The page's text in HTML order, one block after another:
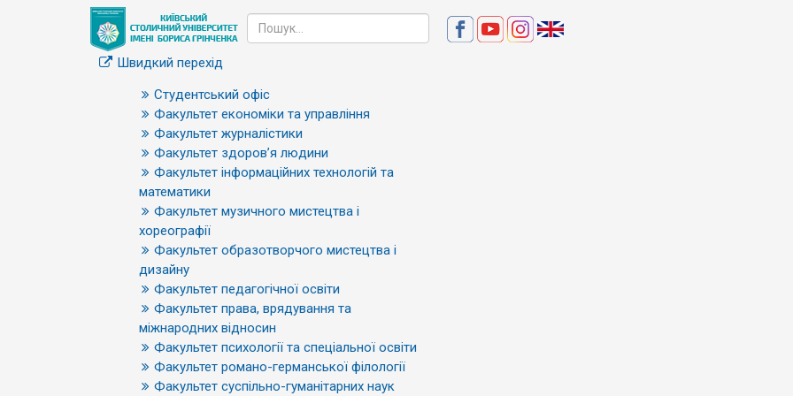
Швидкий перехід
Студентський офіс
Факультет економіки та управління
Факультет журналістики
Факультет здоров’я людини
Факультет інформаційних технологій та
математики
Факультет музичного мистецтва і
хореографії
Факультет образотворчого мистецтва і
дизайну
Факультет педагогічної освіти
Факультет права, врядування та
міжнародних відносин
Факультет психології та спеціальної освіти
Факультет романо-германської філології
Факультет суспільно-гуманітарних наук